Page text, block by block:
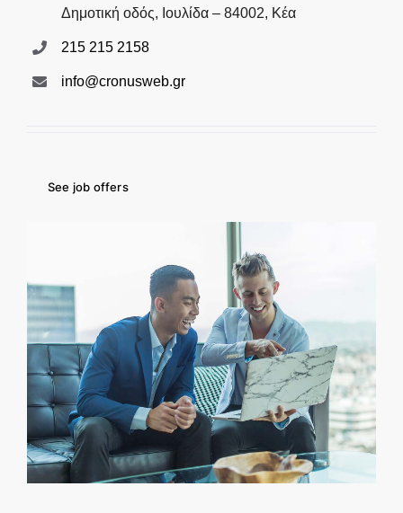
Δημοτική οδός, Ιουλίδα – 84002, Κέα
215 215 2158
info@cronusweb.gr
See job offers